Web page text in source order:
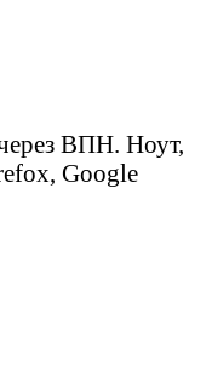
ВПН. Ноут,
Google